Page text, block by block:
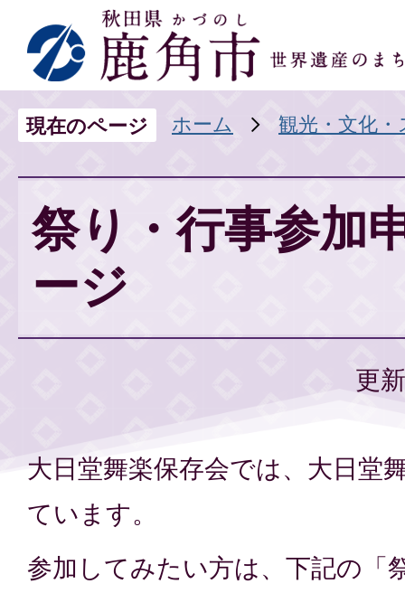
現在のページ ホーム 観光・文化
祭り・行事参加
ージ
更
大日堂舞楽保存会では、大日堂
ています。
参加してみたい方は、下記の「